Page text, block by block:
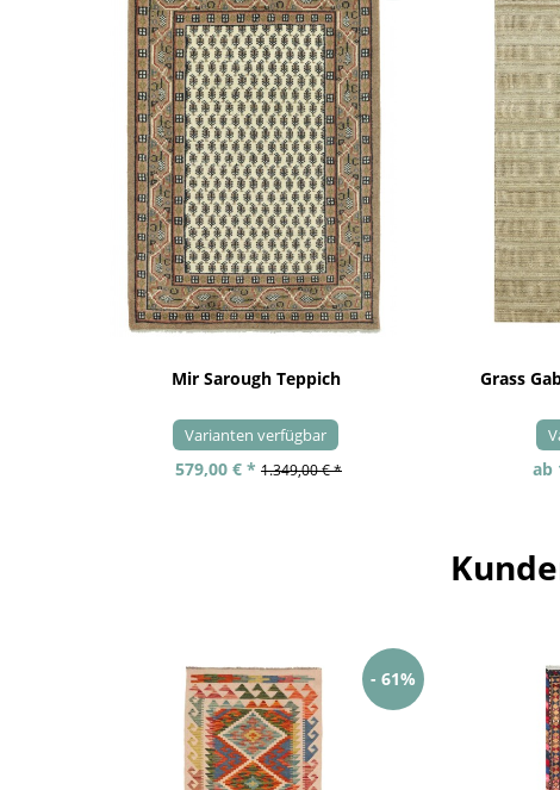
Mir Sarough Teppich
Varianten verfügbar
579,00 € * 1.349,00 € *
Grass
ab
- 61%